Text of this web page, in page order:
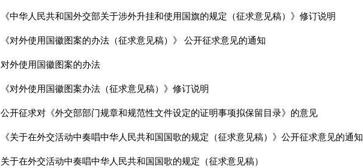
《中华人民共和国外交部关于涉外升挂和使用国旗的规定（征求意见稿）》修订说明
《对外使用国徽图案的办法（征求意见稿）》 公开征求意见的通知
对外使用国徽图案的办法
《对外使用国徽图案办法（征求意见稿）》修订说明
公开征求对《外交部部门规章和规范性文件设定的证明事项拟保留目录》的意见
《关于在外交活动中奏唱中华人民共和国国歌的规定（征求意见稿）》公开征求意见的通知
关于在外交活动中奏唱中华人民共和国国歌的规定（征求意见稿）